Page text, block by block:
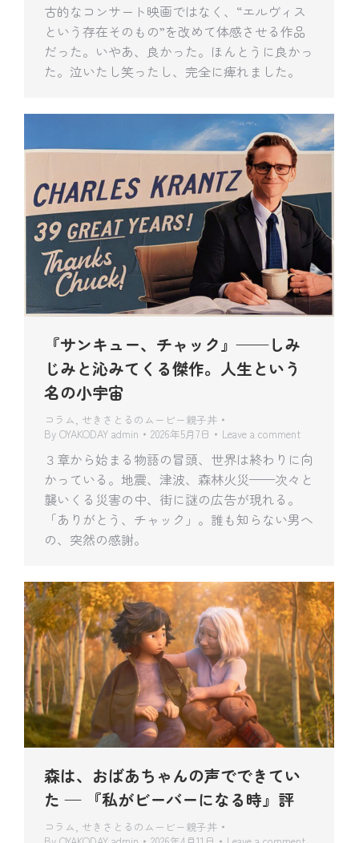
古的なコンサート映画ではなく、“エルヴィス
という存在そのもの”を改めて体感させる作品
だった。いやあ、良かった。ほんとうに良かっ
た。泣いたし笑ったし、完全に痺れました。
『サンキュー、チャック』——しみ
じみと沁みてくる傑作。人生という
名の小宇宙
コラム せきさとるのムービー親子丼
By OYAKODAY admin 2026年5月7日 Leave a comment
３章から始まる物語の冒頭、世界は終わりに向
かっている。地震、津波、森林火災——次々と
襲いくる災害の中、街に謎の広告が現れる。
「ありがとう、チャック」。誰も知らない男へ
の、突然の感謝。
森は、おばあちゃんの声でできてい
た — 『私がビーバーになる時』評
コラム, せきさとるのムービー親子丼